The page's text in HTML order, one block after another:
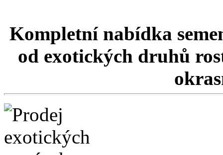
Kompletní nabídka
od exotických druhů